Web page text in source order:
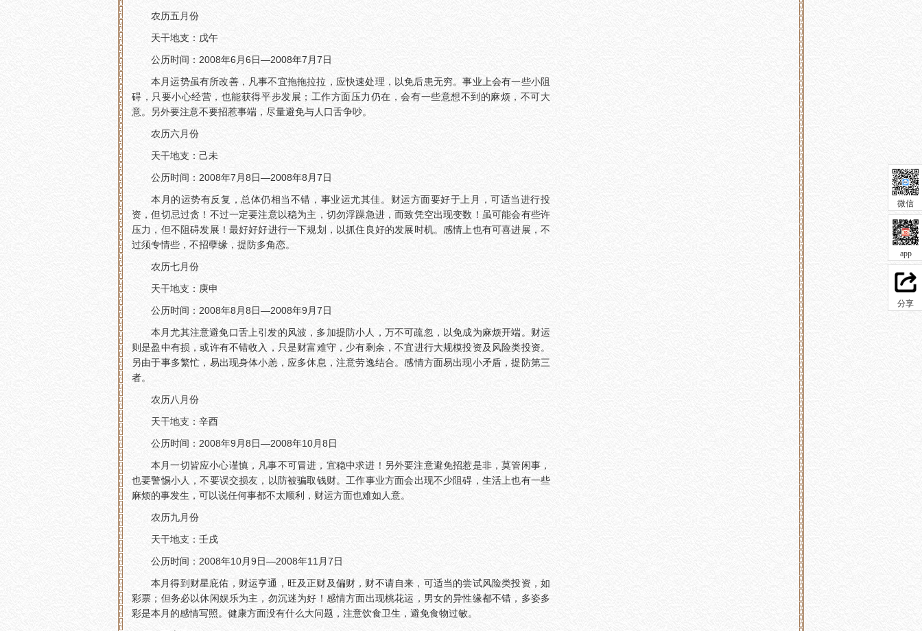
农历五月份
天干地支：戊午
公历时间：2008年6月6日—2008年7月7日
本月运势虽有所改善，凡事不宜拖拖拉拉，应快速处理，以免后患无穷。事业上会有一些小阻
碍，只要小心经营，也能获得平步发展；工作方面压力仍在，会有一些意想不到的麻烦，不可大
意。另外要注意不要招惹事端，尽量避免与人口舌争吵。
农历六月份
天干地支：己未
公历时间：2008年7月8日—2008年8月7日
本月的运势有反复，总体仍相当不错，事业运尤其佳。财运方面要好于上月，可适当进行投
资，但切忌过贪！不过一定要注意以稳为主，切勿浮躁急进，而致凭空出现变数！虽可能会有些许
压力，但不阻碍发展！最好好好进行一下规划，以抓住良好的发展时机。感情上也有可喜进展，不
过须专情些，不招孽缘，提防多角恋。
农历七月份
天干地支：庚申
公历时间：2008年8月8日—2008年9月7日
本月尤其注意避免口舌上引发的风波，多加提防小人，万不可疏忽，以免成为麻烦开端。财运
则是盈中有损，或许有不错收入，只是财富难守，少有剩余，不宜进行大规模投资及风险类投资。
另由于事多繁忙，易出现身体小恙，应多休息，注意劳逸结合。感情方面易出现小矛盾，提防第三
者。
农历八月份
天干地支：辛酉
公历时间：2008年9月8日—2008年10月8日
本月一切皆应小心谨慎，凡事不可冒进，宜稳中求进！另外要注意避免招惹是非，莫管闲事，
也要警惕小人，不要误交损友，以防被骗取钱财。工作事业方面会出现不少阻碍，生活上也有一些
麻烦的事发生，可以说任何事都不太顺利，财运方面也难如人意。
农历九月份
天干地支：壬戌
公历时间：2008年10月9日—2008年11月7日
本月得到财星庇佑，财运亨通，旺及正财及偏财，财不请自来，可适当的尝试风险类投资，如
彩票；但务必以休闲娱乐为主，勿沉迷为好！感情方面出现桃花运，男女的异性缘都不错，多姿多
彩是本月的感情写照。健康方面没有什么大问题，注意饮食卫生，避免食物过敏。
微信
app
分享